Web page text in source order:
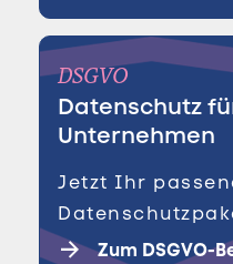
DSGVO
Datenschutz
Unternehmen
Jetzt Ihr
Zum DSGVO-